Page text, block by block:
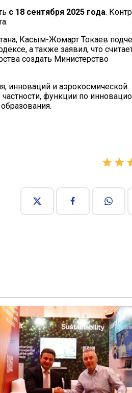
с 18 сентября 2025 года.
Касым-Жомарт Токаев
а также заявил, что
создать Министерство
инноваций и аэрокосмической
частности, функции по